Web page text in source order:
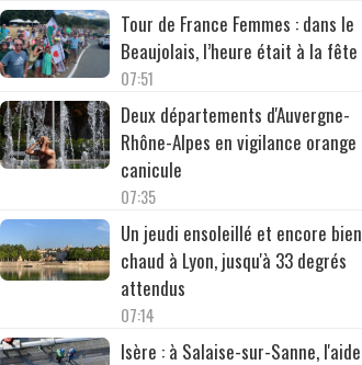
Tour de France Femmes : dans le
Beaujolais, l’heure était à la fête
07:51
Deux départements d'Auvergne-
Rhône-Alpes en vigilance orange
canicule
07:35
Un jeudi ensoleillé et encore bien
chaud à Lyon, jusqu'à 33 degrés
attendus
07:14
Isère : à Salaise-sur-Sanne, l'aide